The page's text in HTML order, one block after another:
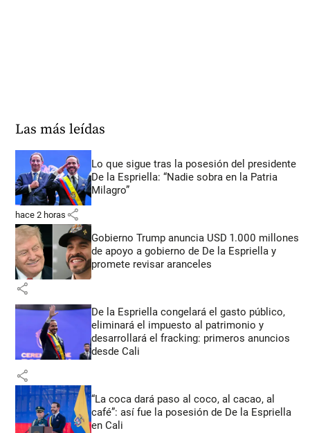
Las más leídas
Lo que sigue tras la posesión del presidente
De la Espriella: “Nadie sobra en la Patria
Milagro”
hace 2 horas share
Gobierno Trump anuncia USD 1.000 millones
de apoyo a gobierno de De la Espriella y
promete revisar aranceles
share
De la Espriella congelará el gasto público,
eliminará el impuesto al patrimonio y
desarrollará el fracking: primeros anuncios
desde Cali
share
“La coca dará paso al coco, al cacao, al
café”: así fue la posesión de De la Espriella
en Cali